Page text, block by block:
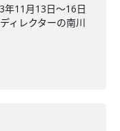
年11月13日〜16日
ィレクターの南川